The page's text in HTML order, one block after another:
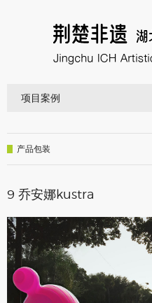
项目案例
产品包装
9 乔安娜kustra